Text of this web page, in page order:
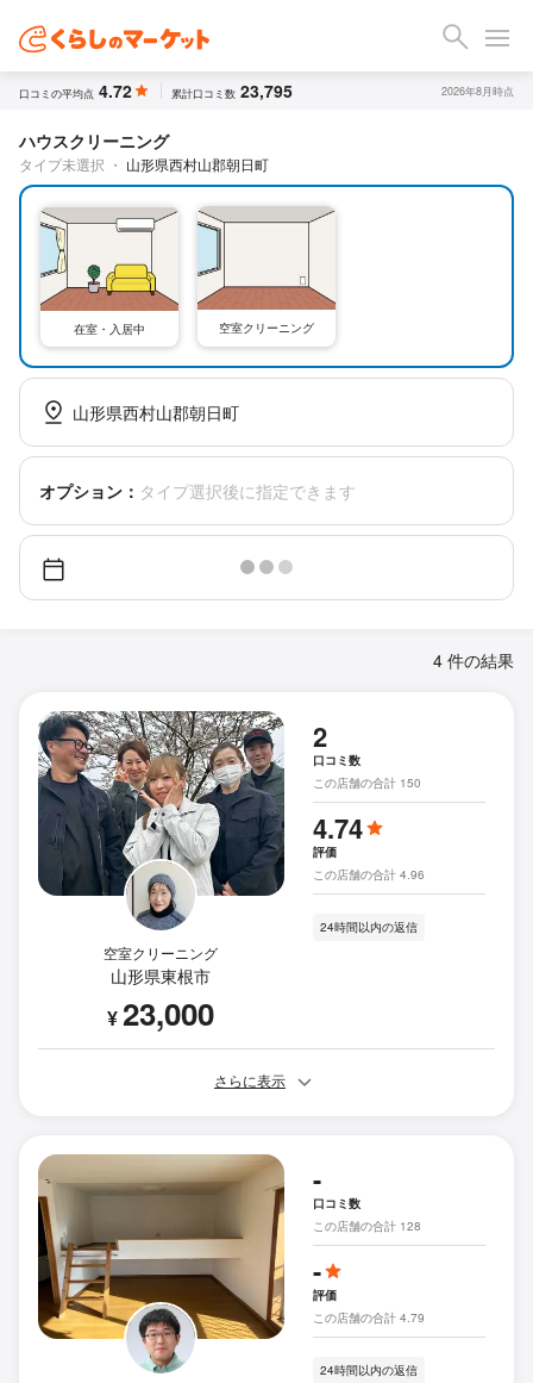
口コミの平均点 4.72 累計口コミ数 23,795 2026年8月時点
ハウスクリーニング
タイプ未選択 ・ 山形県西村山郡朝日町
在室・入居中 空室クリーニング
山形県西村山郡朝日町
オプション： タイプ選択後に指定できます
4 件の結果
空室クリーニング
山形県東根市
¥23,000
2
口コミ数
この店舗の合計 150
4.74
評価
この店舗の合計 4.96
24時間以内の返信
さらに表示
-
口コミ数
この店舗の合計 128
-
評価
この店舗の合計 4.79
24時間以内の返信